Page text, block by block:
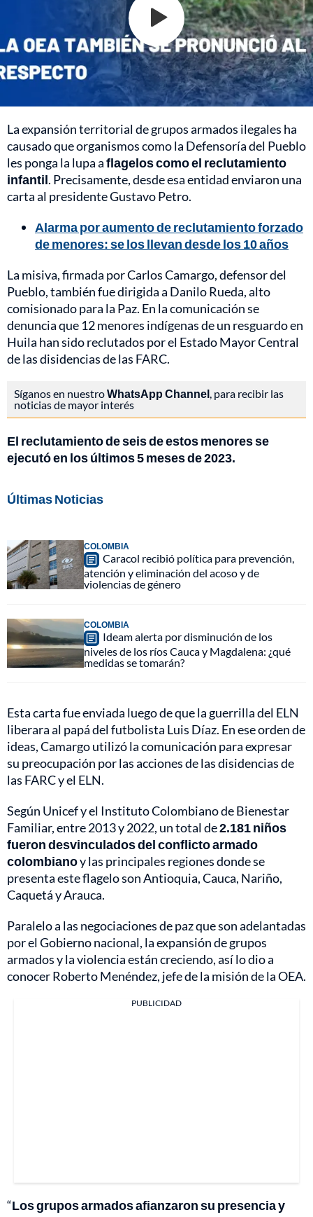
La expansión territorial de grupos armados ilegales ha
causado que organismos como la Defensoría del Pueblo
les ponga la lupa aflagelos como el reclutamiento
infantil. Precisamente, desde esa entidad enviaron una
carta al presidente Gustavo Petro.
Alarma por aumento de reclutamiento forzado
de menores: se los llevan desde los 10 años
La misiva, firmada por Carlos Camargo, defensor del
Pueblo, también fue dirigida a Danilo Rueda, alto
comisionado para la Paz. En la comunicación se
denuncia que 12 menores indígenas de un resguardo en
Huila han sido reclutados por el Estado Mayor Central
de las disidencias de las FARC.
Síganos en nuestroWhatsApp Channel , para recibir las
noticias de mayor interés
El reclutamiento de seis de estos menores se
ejecutó en los últimos 5 meses de 2023.
Últimas Noticias
COLOMBIA
Caracol recibió política para prevención,
atención y eliminación del acoso y de
violencias de género
COLOMBIA
Ideam alerta por disminución de los
niveles de los ríos Cauca y Magdalena: ¿qué
medidas se tomarán?
Esta carta fue enviada luego de que la guerrilla del ELN
liberara al papá del futbolista Luis Díaz. En ese orden de
ideas, Camargo utilizó la comunicación para expresar
su preocupación por las acciones de las disidencias de
las FARC y el ELN.
Según Unicef y el Instituto Colombiano de Bienestar
Familiar, entre 2013 y 2022, un total de2.181 niños
fueron desvinculados del conflicto armado
colombianoy las principales regiones donde se
presenta este flagelo son Antioquia, Cauca, Nariño,
Caquetá y Arauca.
Paralelo a las negociaciones de paz que son adelantadas
por el Gobierno nacional, la expansión de grupos
armados y la violencia están creciendo, así lo dio a
conocer Roberto Menéndez, jefe de la misión de la OEA.
PUBLICIDAD
“Los grupos armados afianzaron su presencia y